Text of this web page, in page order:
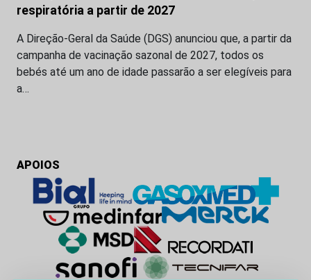
respiratória a partir de 2027
A Direção-Geral da Saúde (DGS) anunciou que, a partir da
campanha de vacinação sazonal de 2027, todos os
bebés até um ano de idade passarão a ser elegíveis para
a…
APOIOS